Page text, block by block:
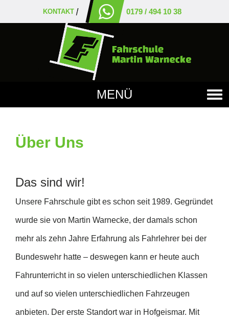
KONTAKT 0179 / 494 10 38
MENÜ
Über Uns
Das sind wir!
Unsere Fahrschule gibt es schon seit 1989. Gegründet
wurde sie von Martin Warnecke, der damals schon
mehr als zehn Jahre Erfahrung als Fahrlehrer bei der
Bundeswehr hatte – deswegen kann er heute auch
Fahrunterricht in so vielen unterschiedlichen Klassen
und auf so vielen unterschiedlichen Fahrzeugen
anbieten. Der erste Standort war in Hofgeismar. Mit